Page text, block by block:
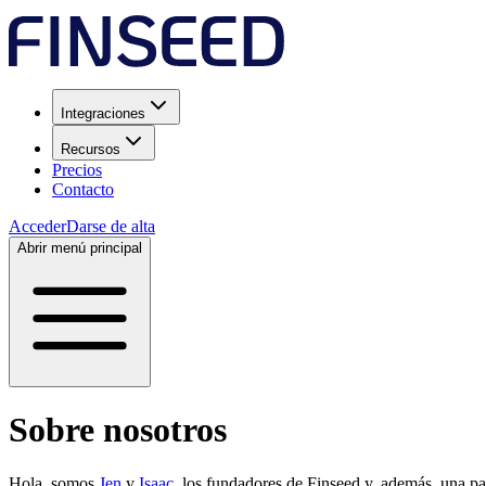
Integraciones
Recursos
Precios
Contacto
AccederDarse de alta
Abrir menú principal
Sobre nosotros